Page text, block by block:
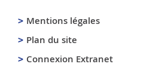
Mentions légales
Plan du site
Connexion Extranet